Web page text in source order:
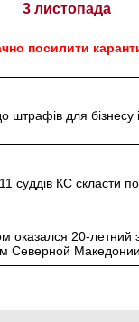
3 листопада
посилити
штрафів для бізнесу і
суддів КС скласти
оказался 20-летний
Северной Македонии